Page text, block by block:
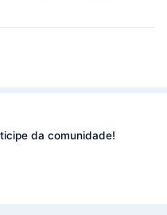
da comunidade!